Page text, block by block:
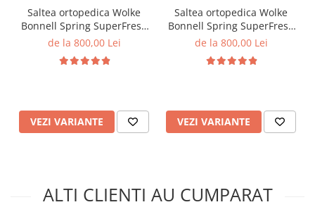
Saltea ortopedica Wolke
Bonnell Spring SuperFresh
160x200x20 cm, 17 cm
Bonnell Spring, 3 cm spuma
de la 800,00 Lei
VEZI VARIANTE
Saltea ortopedica Wolke
Bonnell Spring SuperFresh
180x200x20 cm, 17 cm
Bonnell Spring, 3 cm spuma
de la 800,00 Lei
VEZI VARIANTE
ALTI CLIENTI AU CUMPARAT